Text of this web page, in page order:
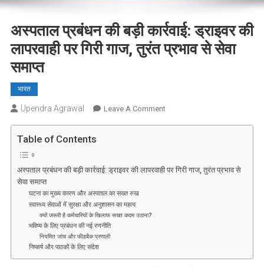
अस्पताल प्रबंधन की बड़ी कार्रवाई: ड्राइवर की
लापरवाही पर गिरी गाज, तुरंत प्रभाव से सेवा
समाप्त
भारत
Upendra Agrawal Leave A CommentOn
गाज,
Table of Contents
अस्पताल प्रबंधन की बड़ी कार्रवाई: ड्राइवर की लापरवाही पर गिरी गाज, तुरंत प्रभाव से
सेवा समाप्त
घटना का मुख्य कारण और अस्पताल का सख्त रुख
स्वास्थ्य सेवाओं में सुरक्षा और अनुशासन का महत्व
क्यों जरूरी है कर्मचारियों के खिलाफ सख्त कदम उठाना?
भविष्य के लिए प्रबंधन की नई रणनीति
नियमित जांच और फीडबैक प्रणाली
निष्कर्ष और पाठकों के लिए संदेश